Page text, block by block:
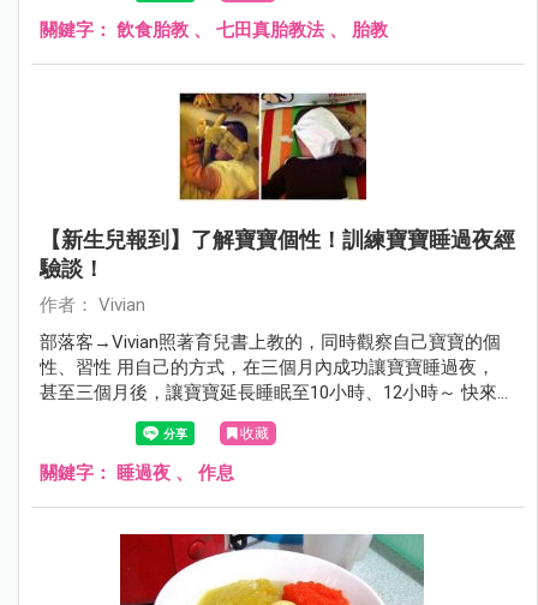
關鍵字： 飲食胎教 、 七田真胎教法 、 胎教
【新生兒報到】了解寶寶個性！訓練寶寶睡過夜經
驗談！
作者： Vivian
部落客→Vivian照著育兒書上教的，同時觀察自己寶寶的個
性、習性 用自己的方式，在三個月內成功讓寶寶睡過夜，
甚至三個月後，讓寶寶延長睡眠至10小時、12小時～ 快來看
看這位認真媽咪的經驗分享吧！
收藏
關鍵字： 睡過夜 、 作息